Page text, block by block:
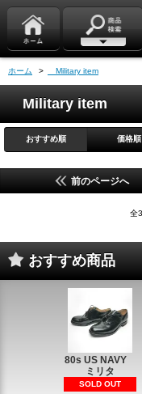
ホーム > Military item
Military item
おすすめ順 価格順
前のページへ
全
おすすめ商品
80s US NAVY
ミリタ
SOLD OUT